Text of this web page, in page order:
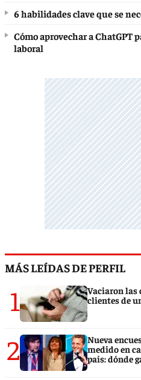
6 habilidades clave que se
Cómo aprovechar a ChatGPT
laboral
MÁS LEÍDAS DE PERFIL
1
Vaciaron las
clientes de
2
Nueva
medido en
país: dónde